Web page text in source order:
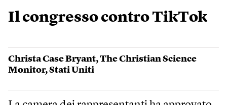
Il congresso contro TikTok
Christa Case Bryant,The Christian Science
Monitor,Stati Uniti